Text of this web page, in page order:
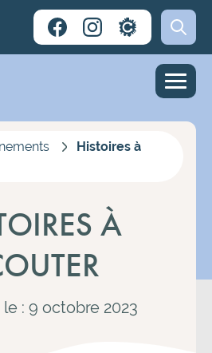
Histoires à
À
: 9 octobre 2023